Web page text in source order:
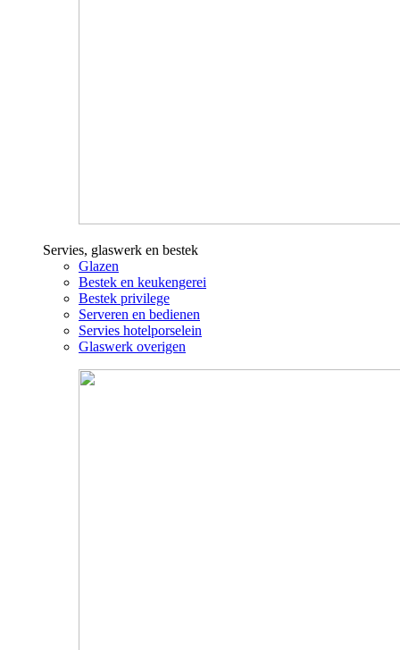
Servies, glaswerk en bestek
Glazen
Bestek en keukengerei
Bestek privilege
Serveren en bedienen
Servies hotelporselein
Glaswerk overigen